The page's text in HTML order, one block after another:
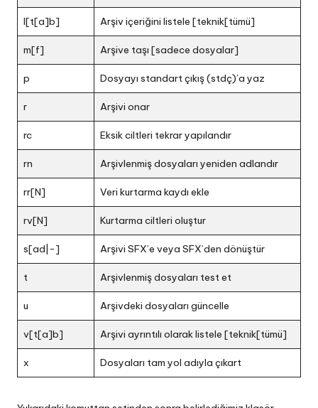
l[t[a]b] Arşiv içeriğini listele [teknik[tümü]
m[f] Arşive taşı [sadece dosyalar]
p Dosyayı standart çıkış (stdç)’a yaz
r Arşivi onar
rc Eksik ciltleri tekrar yapılandır
rn Arşivlenmiş dosyaları yeniden adlandır
rr[N] Veri kurtarma kaydı ekle
rv[N] Kurtarma ciltleri oluştur
s[ad|-] Arşivi SFX’e veya SFX’den dönüştür
t Arşivlenmiş dosyaları test et
u Arşivdeki dosyaları güncelle
v[t[a]b] Arşivi ayrıntılı olarak listele [teknik[tümü]
x Dosyaları tam yol adıyla çıkart